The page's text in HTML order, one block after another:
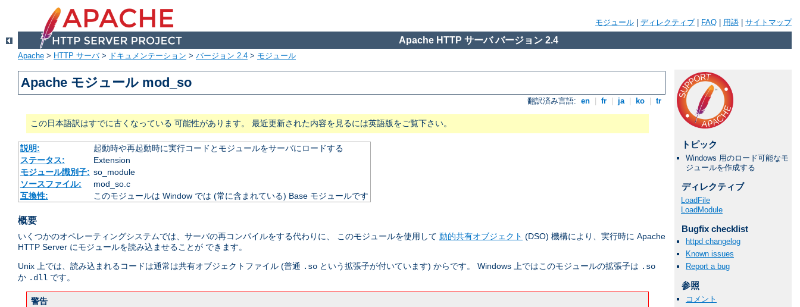
モジュール ディレクティブ FAQ 用語 サイトマップ
Apache HTTP サーバ バージョン 2.4
Apache > HTTP サーバ> ドキュメンテーション > バージョン 2.4 > モジュール
Apache モジュール mod_so
翻訳済み言語: en fr ja ko tr
この日本語訳はすでに古くなっている 可能性があります。 最近更新された内容を見るには英語版をご覧下さい。
説明:
起動時や再起動時に実行コードとモジュールをサーバにロードする
ステータス:
Extension
モジュール識別子: so_module
ソースファイル:
mod_so.c
互換性:
このモジュールは Window では (常に含まれている) Base モジュールです
概要
いくつかのオペレーティングシステムでは、サーバの再コンパイルをする代わりに、 このモジュールを使用して 動的共有オブジェクト (DSO) 機構により、実行時に Apache
HTTP Server にモジュールを読み込ませることが できます。
Unix 上では、読み込まれるコードは通常は共有オブジェクトファイル (普通 .so という拡張子が付いています) からです。 Windows 上ではこのモジュールの拡張子は .so
か .dll です。
警告
トピック
Windows 用のロード可能なモ
ジュールを作成する
ディレクティブ
LoadFile
LoadModule
Bugfix checklist
httpd changelog
Known issues
Report a bug
参照
コメント